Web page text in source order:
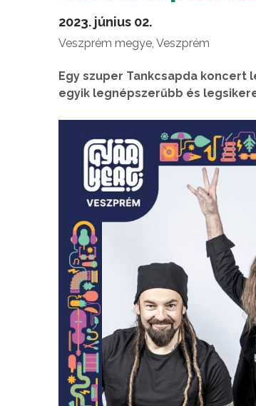
2023. június 02.
Veszprém megye, Veszprém
Egy szuper Tankcsapda koncert
egyik legnépszerűbb és